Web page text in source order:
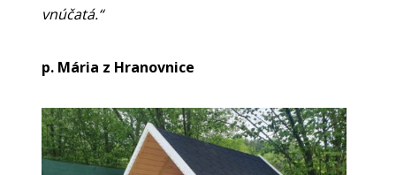
vnúčatá.“
p. Mária z Hranovnice